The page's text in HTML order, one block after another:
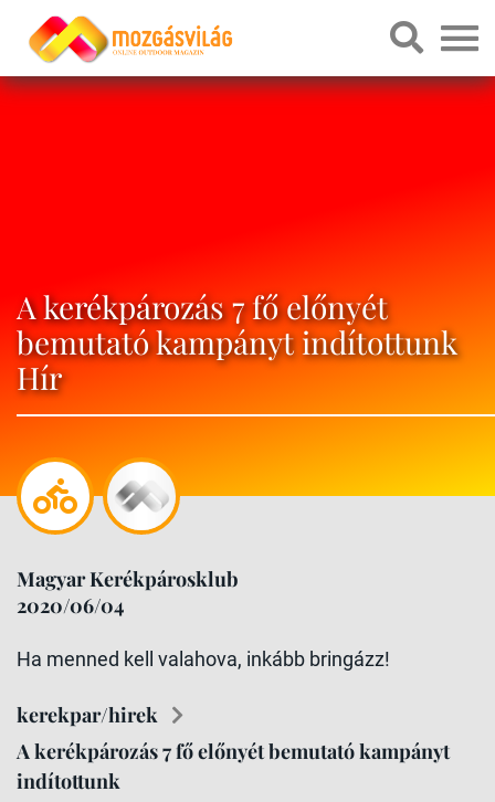
A kerékpározás 7 fő előnyét
bemutató kampányt indítottunk
Hír
Magyar Kerékpárosklub
2020/06/04
Ha menned kell valahova, inkább bringázz!
kerekpar/hirek
A kerékpározás 7 fő előnyét bemutató kampányt
indítottunk